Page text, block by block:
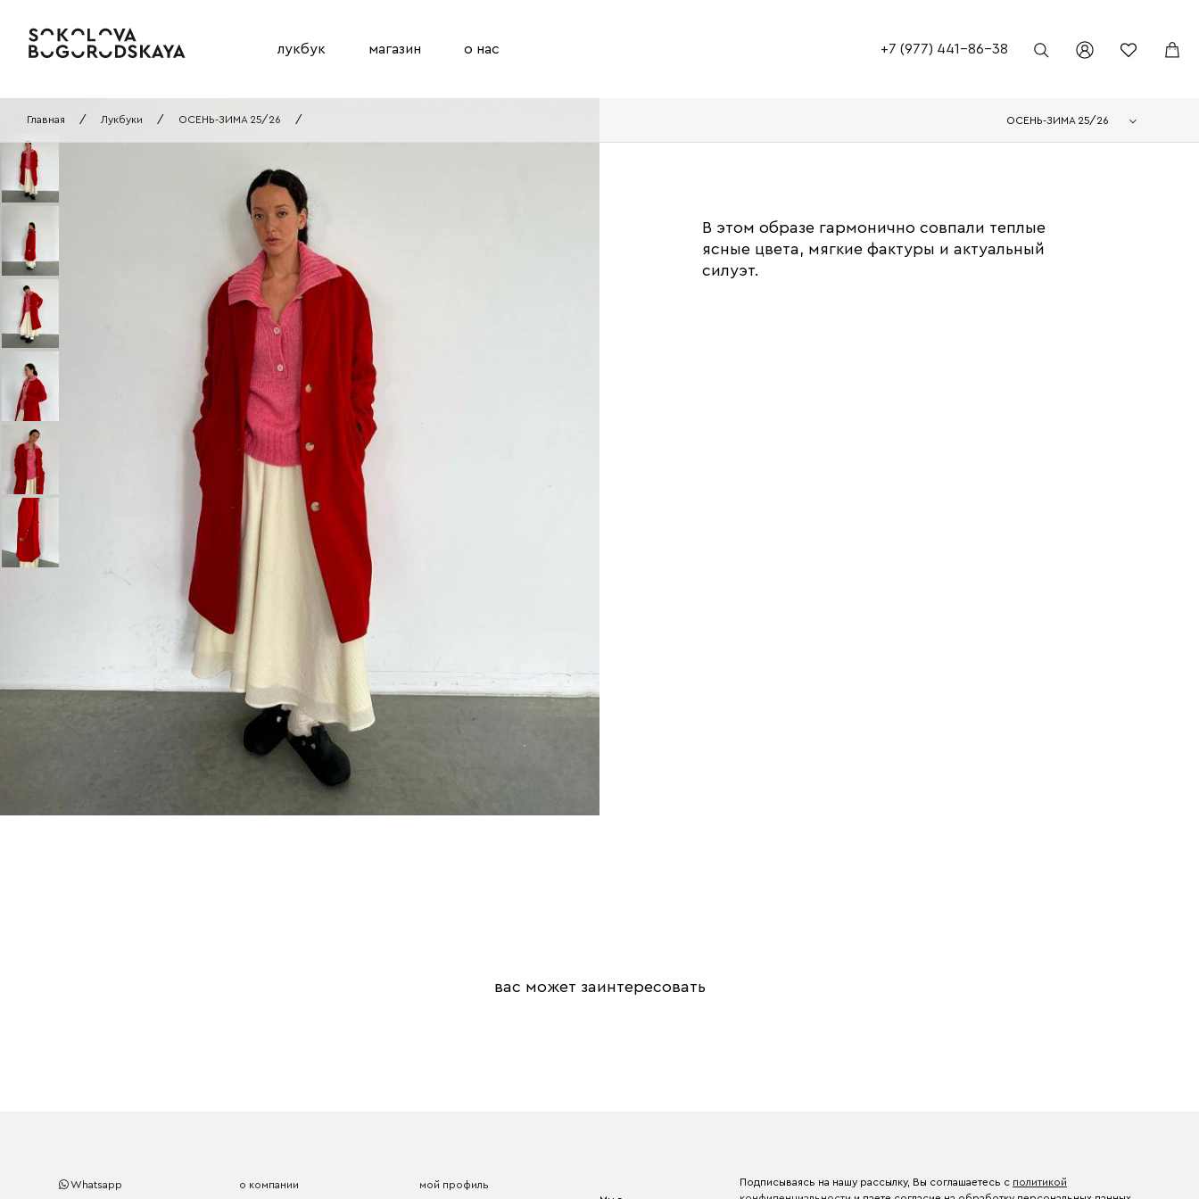
Главная / Лукбуки / ОСЕНЬ-ЗИМА 25/26 / ОСЕНЬ-ЗИМА 25/26
лукбук магазин о нас +7 (977) 441-86-38
В этом образе гармонично совпали теплые
ясные цвета, мягкие фактуры и актуальный
силуэт.
вас может заинтересовать
Whatsapp о компании
мой профиль
Подписываясь на нашу рассылку, Вы соглашаетесь с политикой